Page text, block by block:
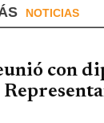
NOTICIAS
con